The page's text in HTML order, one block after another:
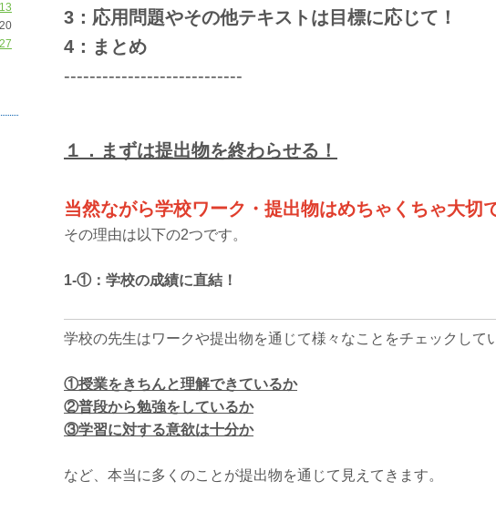
3：応用問題やその他テキストは目標に応じて！
4：まとめ
----------------------------
１．まずは提出物を終わらせる！
当然ながら学校ワーク・提出物はめちゃくちゃ大切
その理由は以下の2つです。
1-①：学校の成績に直結！
学校の先生はワークや提出物を通じて様々なことをチェックして
①授業をきちんと理解できているか
②普段から勉強をしているか
③学習に対する意欲は十分か
など、本当に多くのことが提出物を通じて見えてきます。
13
20
27